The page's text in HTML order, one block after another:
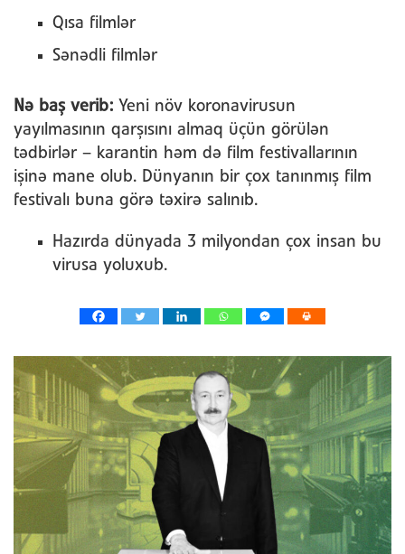
Qısa filmlər
Sənədli filmlər
Nə baş verib: Yeni növ koronavirusun
yayılmasının qarşısını almaq üçün görülən
tədbirlər – karantin həm də film festivallarının
işinə mane olub. Dünyanın bir çox tanınmış film
festivalı buna görə təxirə salınıb.
Hazırda dünyada 3 milyondan çox insan bu
virusa yoluxub.